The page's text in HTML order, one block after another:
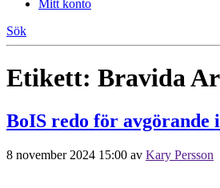
Mitt konto
Sök
Etikett: Bravida
BoIS redo för avgörande
8 november 2024 15:00 av Kary Persson